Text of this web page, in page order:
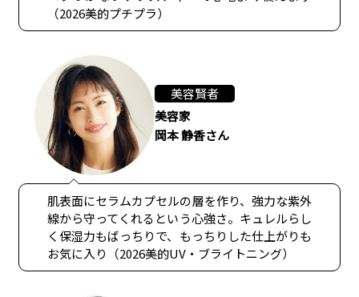
（2026美的プチプラ）
美容賢者
美容家
岡本 静香さん
肌表面にセラムカプセルの層を作り、強力な紫外
線から守ってくれるという心強さ。キュレルらし
く保湿力もばっちりで、もっちりした仕上がりも
お気に入り（2026美的UV・ブライトニング）